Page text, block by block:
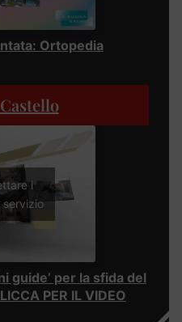
Ortopedia
i
servizio
guide’ per la sfida del
PER IL VIDEO